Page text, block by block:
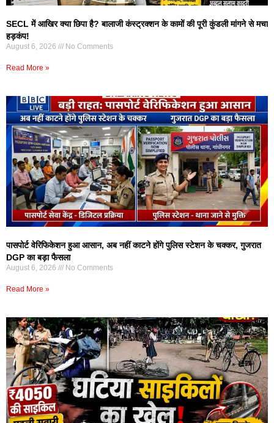
SECL में आखिर क्या छिपा है? बालाजी कंस्ट्रक्शन के कामों की पूरी कुंडली मांगने से मचा
हड़कंप!
August 6, 2026 No Comments
Read More »
पासपोर्ट वेरिफिकेशन हुआ आसान, अब नहीं काटने होंगे पुलिस स्टेशन के चक्कर, गुजरात
DGP का बड़ा फैसला
August 6, 2026 No Comments
Read More »